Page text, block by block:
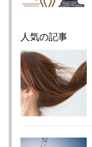
人気の記事